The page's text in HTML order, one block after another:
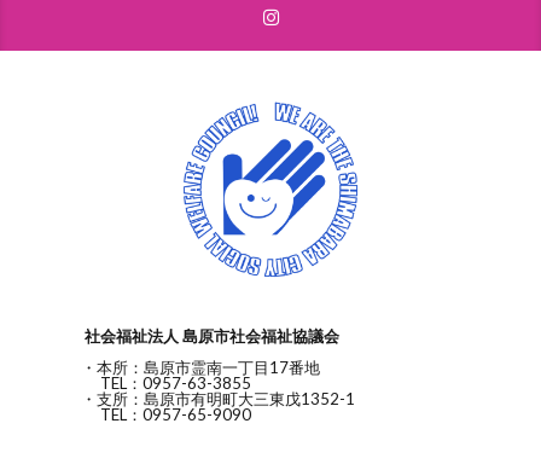
社会福祉法人 島原市社会福祉協議会
・本所：島原市霊南一丁目17番地
TEL：0957-63-3855
・支所：島原市有明町大三東戊1352-1
TEL：0957-65-9090